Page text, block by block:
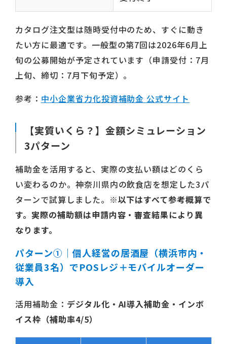
カタログ注文型は随時受付中のため、すぐに動き
たい方に最適です。一般型の第7回は2026年6月上
旬の公募開始が予定されています（申請受付：7月
上旬、締切：7月下旬予定）。
参考： 中小企業省力化投資補助金 公式サイト
【実質いくら？】金額シミュレーション
3パターン
補助金を活用すると、実際の支払い額はどのくら
い変わるのか。神奈川県内の飲食店を想定した3パ
ターンで試算しました。 ※以下はすべて参考概算で
す。実際の補助額は申請内容・審査結果により異
なります。
パターン①｜個人経営の居酒屋（横浜市内・
従業員3名）でPOSレジ＋モバイルオーダー
導入
活用補助金： デジタル化・AI導入補助金・インボ
イス枠（補助率4/5）